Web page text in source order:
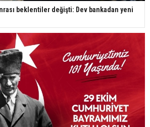
beklentiler değişti: Dev bankadan yeni